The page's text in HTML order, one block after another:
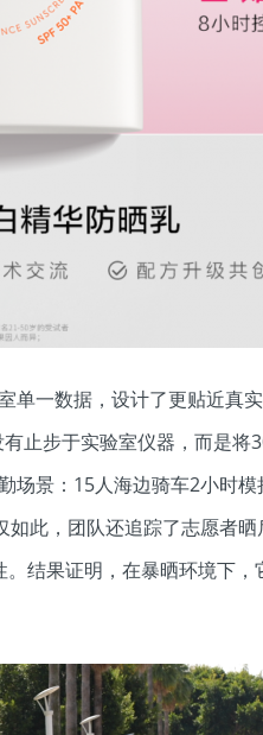
单一数据，设计了更贴近真
止步于实验室仪器，而是将
场景：15人海边骑车2小时模
此，团队还追踪了志愿者
结果证明，在暴晒环境下，